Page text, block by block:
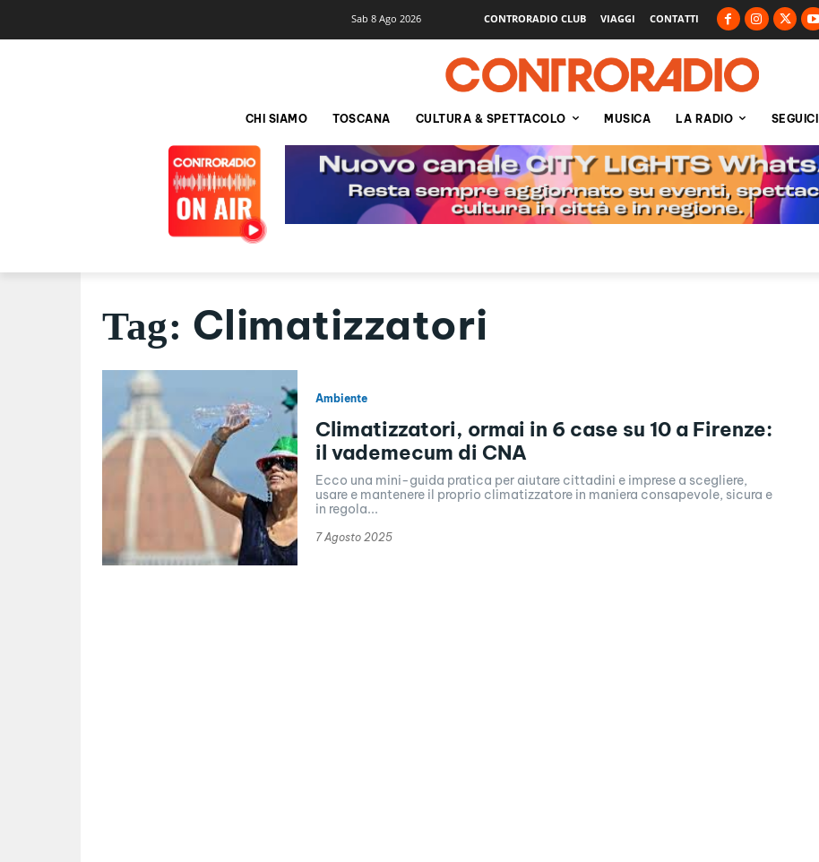
Sab 8 Ago 2026 CONTRORADIO CLUB VIAGGI CONTATTI
CHI SIAMO TOSCANA CULTURA & SPETTACOLO MUSICA LA RADIO SEGUICI
Tag: Climatizzatori
Ambiente
Climatizzatori, ormai in 6 case su 10 a Firenze:
il vademecum di CNA
Ecco una mini-guida pratica per aiutare cittadini e imprese a scegliere,
usare e mantenere il proprio climatizzatore in maniera consapevole, sicura e
in regola...
7 Agosto 2025